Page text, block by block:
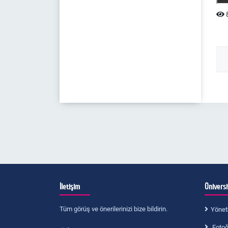
İletişim
Tüm görüş ve önerilerinizi bize bildirin.